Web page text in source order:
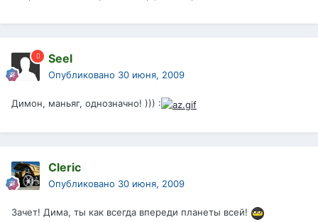
Seel
Опубликовано 30 июня, 2009
Димон, маньяг, однозначно! ))) :
Cleric
Опубликовано 30 июня, 2009
Зачет! Дима, ты как всегда впереди планеты всей!